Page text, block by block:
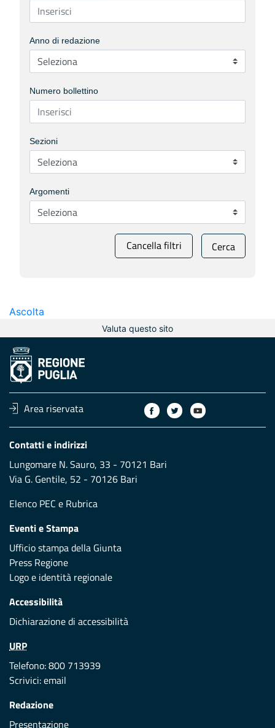
Anno di redazione
Numero bollettino
Sezioni
Argomenti
Cancella filtri Cerca
Ascolta
Valuta questo sito
Area riservata
Contatti e indirizzi
Lungomare N. Sauro, 33 - 70121 Bari
Via G. Gentile, 52 - 70126 Bari
Elenco PEC e Rubrica
Eventi e Stampa
Ufficio stampa della Giunta
Press Regione
Logo e identità regionale
Accessibilità
Dichiarazione di accessibilità
URP
Telefono: 800 713939
Scrivici:email
Redazione
Presentazione